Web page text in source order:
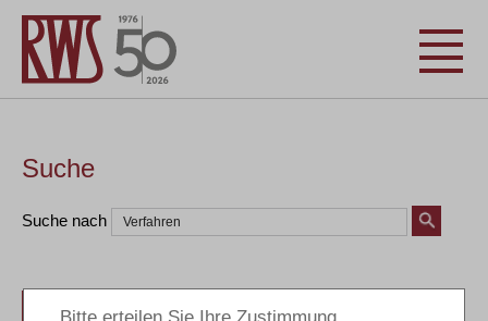
Suche
Suche nach
Bücher Seminare Zeitschriften